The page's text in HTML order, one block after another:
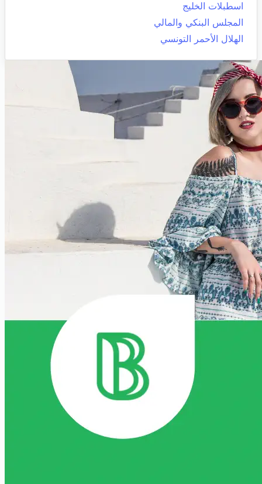
اسطبلات الخليج
المجلس البنكي والمالي
الهلال الأحمر التونسي